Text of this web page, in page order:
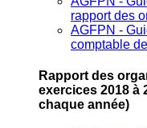
rapport des
AGFPN ‐
comptable
Rapport des
exercices 2018 à
chaque année)